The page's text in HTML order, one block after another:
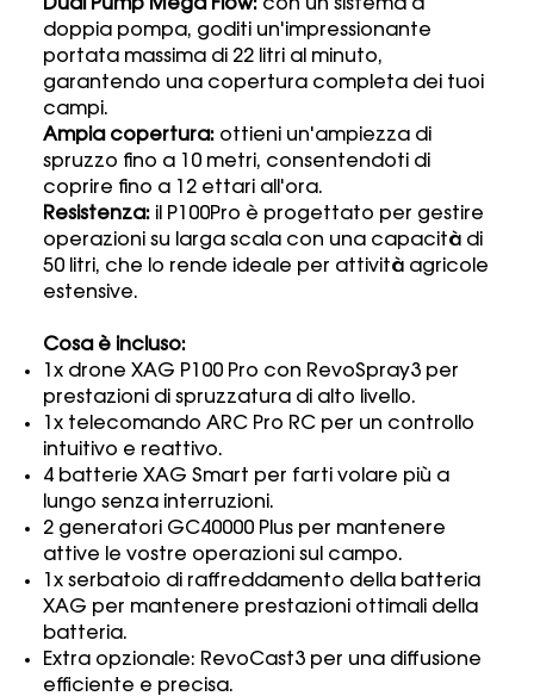
doppia pompa, goditi un'impressionante
portata massima di 22 litri al minuto,
garantendo una copertura completa dei tuoi
campi.
Ampia copertura: ottieni un'ampiezza di
spruzzo fino a 10 metri, consentendoti di
coprire fino a 12 ettari all'ora.
Resistenza:il P100Pro è progettato per gestire
operazioni su larga scala con una capacità di
50 litri, che lo rende ideale per attività agricole
estensive.
Cosa è incluso:
1x drone XAG P100 Pro con RevoSpray3 per
prestazioni di spruzzatura di alto livello.
1x telecomando ARC Pro RC per un controllo
intuitivo e reattivo.
4 batterie XAG Smart per farti volare più a
lungo senza interruzioni.
2 generatori GC40000 Plus per mantenere
attive le vostre operazioni sul campo.
1x serbatoio di raffreddamento della batteria
XAG per mantenere prestazioni ottimali della
batteria.
Extra opzionale: RevoCast3 per una diffusione
efficiente e precisa.